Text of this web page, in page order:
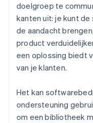
doelgroep te
kanten uit: je kunt
de aandacht
product
een oplossing biedt
van je klanten.
Het kan
ondersteuning
om een bibliotheek